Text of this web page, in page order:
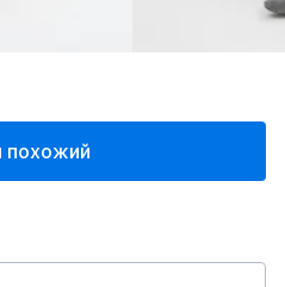
похожий